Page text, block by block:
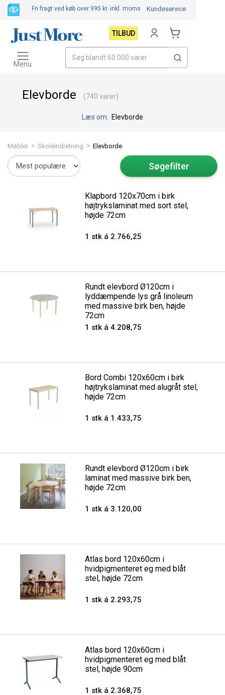
Elevborde (740 varer)
Læs om: Elevborde
Møbler > Skoleindretning > Elevborde
Søgefilter
Klapbord 120x70cm i birk
højtrykslaminat med sort stel,
højde 72cm
1 stk á 2.766,25
Rundt elevbord Ø120cm i
lyddæmpende lys grå linoleum
med massive birk ben, højde
72cm
1 stk á 4.208,75
Bord Combi 120x60cm i birk
højtrykslaminat med alugråt stel,
højde 72cm
1 stk á 1.433,75
Rundt elevbord Ø120cm i birk
laminat med massive birk ben,
højde 72cm
1 stk á 3.120,00
Atlas bord 120x60cm i
hvidpigmenteret eg med blåt
stel, højde 72cm
1 stk á 2.293,75
Atlas bord 120x60cm i
hvidpigmenteret eg med blåt
stel, højde 90cm
1 stk á 2.368,75
Fri fragt ved køb over 995 kr. inkl. moms Kundeservice
TILBUD
Toggle
navigation
Menu